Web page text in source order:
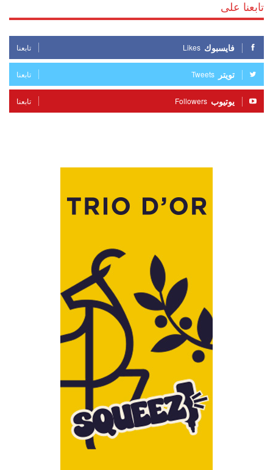
تابعنا على
فايسبوك Likes تابعنا
تويتر Tweets تابعنا
يوتيوب Followers تابعنا